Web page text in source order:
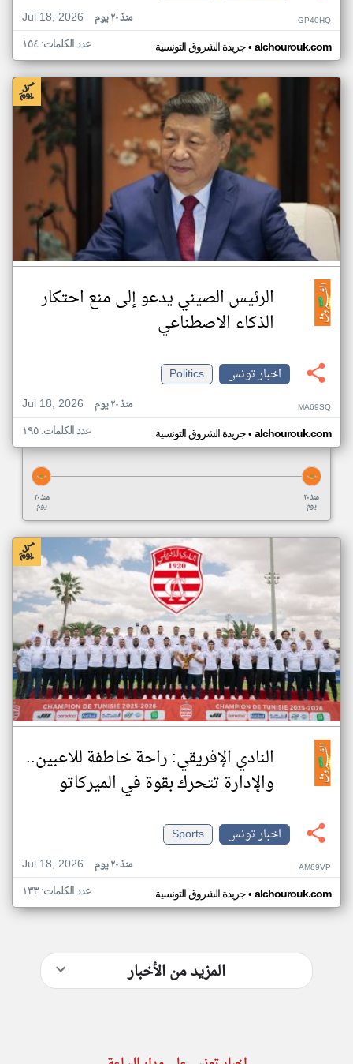
Jul 18, 2026
منذ ٢٠ يوم GP40HQ
جريدة الشروق التونسية• alchourouk.com عدد الكلمات: ١٥٤
الرئيس الصيني يدعو إلى منع احتكار
الذكاء الاصطناعي
اخبار تونس
Politics
Jul 18, 2026
منذ ٢٠ يوم MA69SQ
جريدة الشروق التونسية• alchourouk.com عدد الكلمات: ١٩٥
منذ ٢٠
يوم
منذ ٢٠
يوم
النادي الإفريقي: راحة خاطفة للاعبين..
والإدارة تتحرك بقوة في الميركاتو
اخبار تونس
Sports
Jul 18, 2026
منذ ٢٠ يوم AM89VP
جريدة الشروق التونسية• alchourouk.com عدد الكلمات: ١٣٣
المزيد من الأخبار